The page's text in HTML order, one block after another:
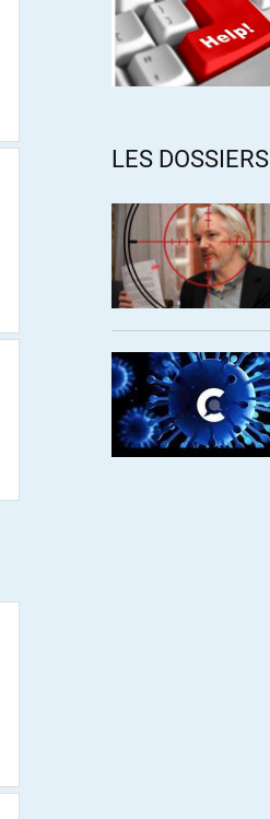
LES DOSSIERS